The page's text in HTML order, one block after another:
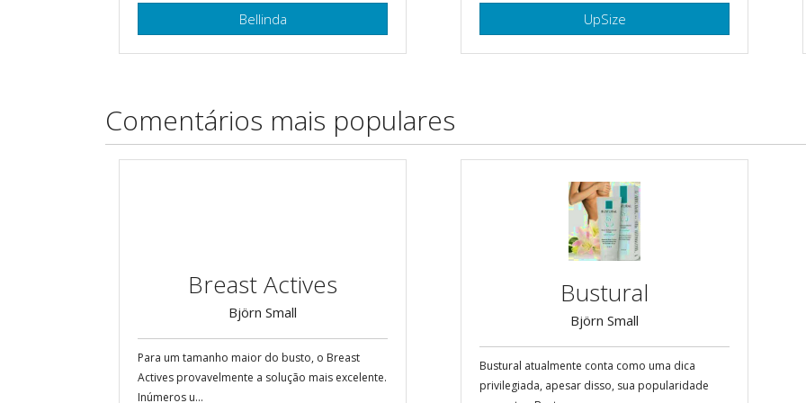
Bellinda UpSize
Comentários mais populares
Breast Actives
Björn Small
Para um tamanho maior do busto, o Breast
Actives provavelmente a solução mais excelente.
Inúmeros u...
Bustural
Björn Small
Bustural atualmente conta como uma dica
privilegiada, apesar disso, sua popularidade